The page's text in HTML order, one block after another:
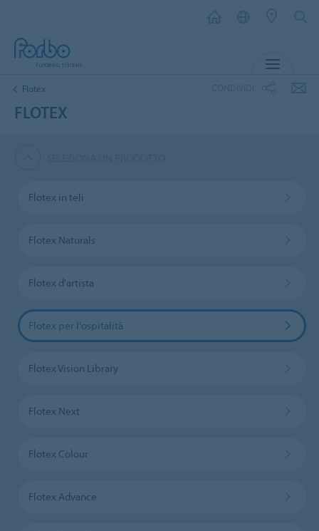
Flotex
FLOTEX
Flotex in teli
Flotex Naturals
Flotex d'artista
Flotex per l'ospitalità
Flotex Vision Library
Flotex Next
Flotex Colour
Flotex Advance